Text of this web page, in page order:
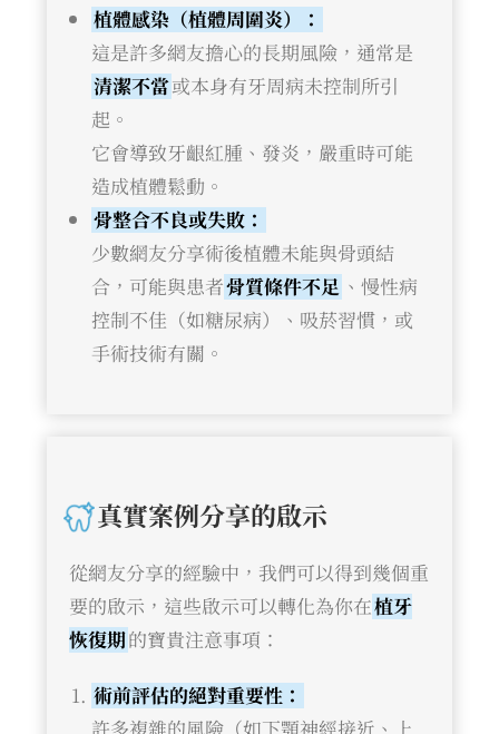
植體感染（植體周圍炎）：
這是許多網友擔心的長期風險，通常是
清潔不當或本身有牙周病未控制所引
起。
它會導致牙齦紅腫、發炎，嚴重時可能
造成植體鬆動。
骨整合不良或失敗：
少數網友分享術後植體未能與骨頭結
合，可能與患者骨質條件不足 、慢性病
控制不佳（如糖尿病）、吸菸習慣，或
手術技術有關。
真實案例分享的啟示
從網友分享的經驗中，我們可以得到幾個重
要的啟示，這些啟示可以轉化為你在植牙
恢復期的寶貴注意事項：
術前評估的絕對重要性：
許多複雜的風險（如下顎神經接近、上